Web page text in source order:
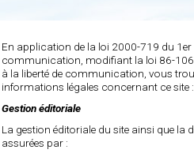
En application de la loi 2000-719 du
communication, modifiant la loi 86-
à la liberté de communication, vous
informations légales concernant ce site :
Gestion éditoriale
La gestion éditoriale du site ainsi que
assurées par :